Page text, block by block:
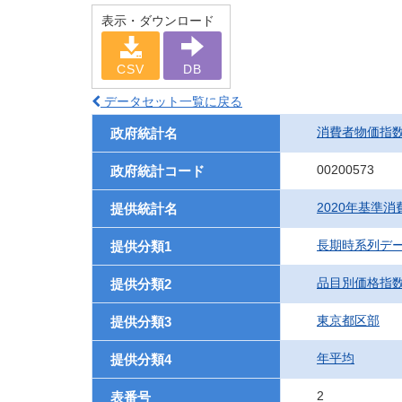
表示・ダウンロード
CSV DB
データセット一覧に戻る
政府統計名 消費者物価指
政府統計コード 00200573
提供統計名 2020年基準消
提供分類1 長期時系列デ
提供分類2 品目別価格指
提供分類3 東京都区部
提供分類4 年平均
表番号 2